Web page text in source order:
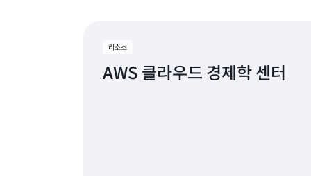
리소스
AWS 클라우드 경제학 센터